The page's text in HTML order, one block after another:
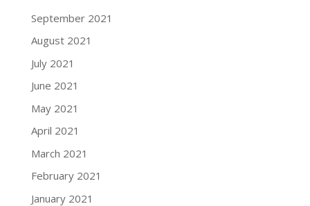
September 2021
August 2021
July 2021
June 2021
May 2021
April 2021
March 2021
February 2021
January 2021